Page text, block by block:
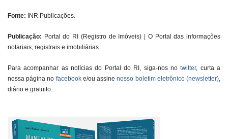
Fonte: INR Publicações.
Publicação: Portal do RI (Registro de Imóveis) | O Portal das informações
notariais, registrais e imobiliárias.
Para acompanhar as notícias do Portal do RI, siga-nos notwitter, curta a
nossa página no facebooke/ou assinenosso boletim eletrônico (newsletter)
diário e gratuito.